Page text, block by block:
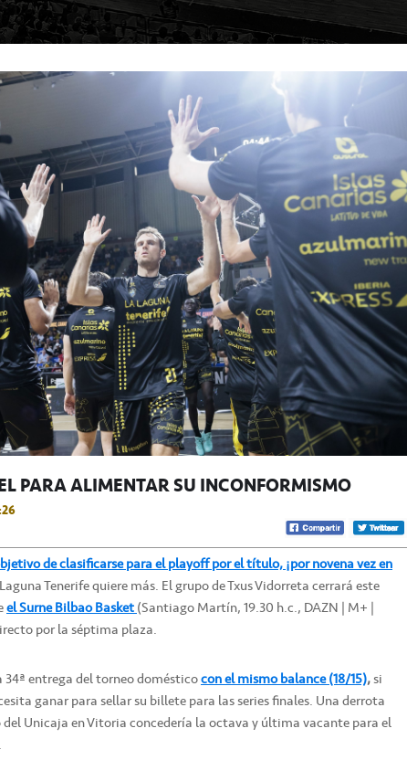
PARA ALIMENTAR SU INCONFORMISMO
de clasificarse para el playoff por el título, ¡por novena vez en
Tenerife quiere más. El grupo de Txus Vidorreta cerrará este
el Surne Bilbao Basket(Santiago Martín, 19.30 h.c., DAZN | M+ |
por la séptima plaza.
entrega del torneo domésticocon el mismo balance (18/15),si
ganar para sellar su billete para las series finales. Una derrota
Unicaja en Vitoria concedería la octava y última vacante para el